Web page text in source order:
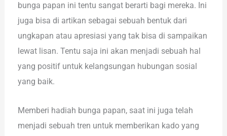
bunga papan ini tentu sangat berarti bagi mereka. Ini
juga bisa di artikan sebagai sebuah bentuk dari
ungkapan atau apresiasi yang tak bisa di sampaikan
lewat lisan. Tentu saja ini akan menjadi sebuah hal
yang positif untuk kelangsungan hubungan sosial
yang baik.
Memberi hadiah bunga papan, saat ini juga telah
menjadi sebuah tren untuk memberikan kado yang